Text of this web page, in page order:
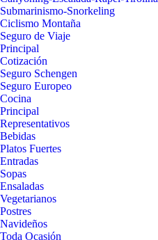
Submarinismo-Snorkeling
Ciclismo Montaña
Seguro de Viaje
Principal
Cotización
Seguro Schengen
Seguro Europeo
Cocina
Principal
Representativos
Bebidas
Platos Fuertes
Entradas
Sopas
Ensaladas
Vegetarianos
Postres
Navideños
Toda Ocasión